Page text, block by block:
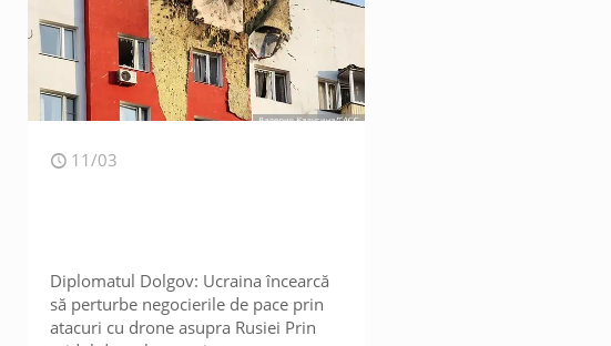
11/03
Diplomatul Dolgov: Ucraina încearcă
să perturbe negocierile de pace prin
atacuri cu drone asupra Rusiei Prin